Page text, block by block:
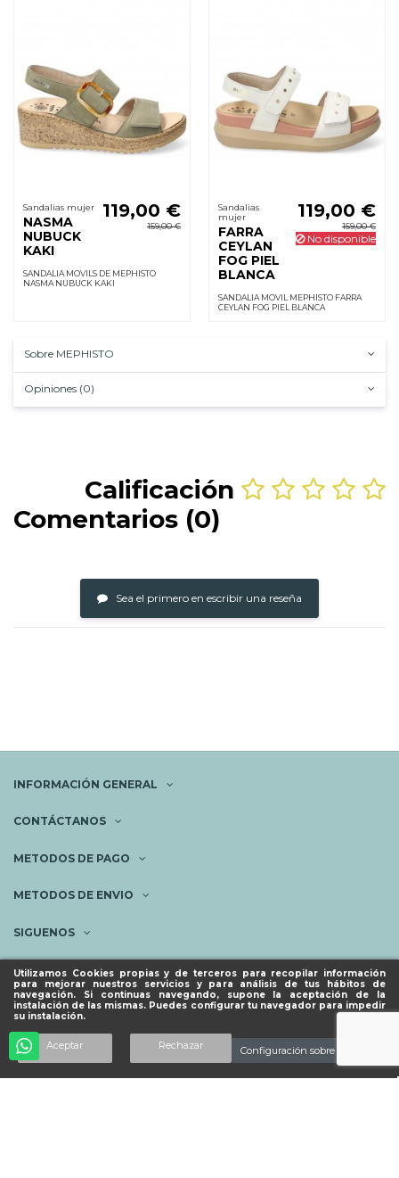
Utilizamos Cookies propias y de terceros para recopilar información
para mejorar nuestros servicios y para análisis de tus hábitos de
navegación. Si continuas navegando, supone la aceptación de la
instalación de las mismas. Puedes configurar tu navegador para impedir
su instalación.
Aceptar Rechazar Configuración sobre cookies
Añadir al carrito
Sandalias mujer
NASMA
NUBUCK
KAKI
119,00 €
159,00 €
SANDALIA MOVILS DE MEPHISTO
NASMA NUBUCK KAKI
Sandalias
mujer
FARRA
CEYLAN
FOG PIEL
BLANCA
119,00 €
159,00 €
No disponible
SANDALIA MOVIL MEPHISTO FARRA
CEYLAN FOG PIEL BLANCA
Sobre MEPHISTO
Opiniones (0)
Calificación
Comentarios (0)
Sea el primero en escribir una reseña
INFORMACIÓN GENERAL
CONTÁCTANOS
METODOS DE PAGO
METODOS DE ENVIO
SIGUENOS
NEWSLETTER